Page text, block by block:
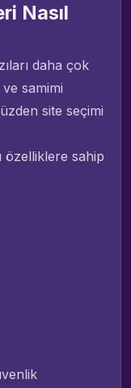
Nasıl
daha çok
samimi
site seçimi
özelliklere sahip